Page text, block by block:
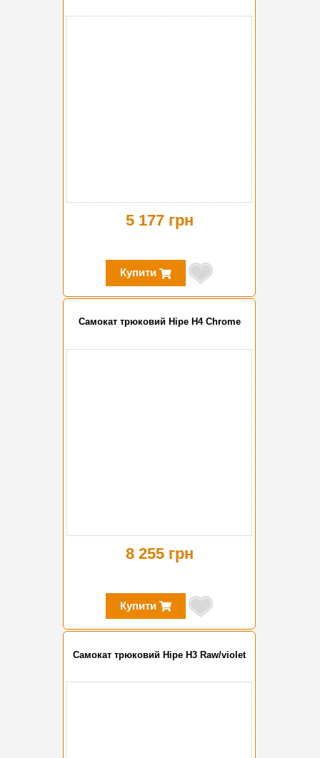
5 177 грн
Купити
Самокат трюковий Hipe H4 Chrome
8 255 грн
Купити
Самокат трюковий Hipe H3 Raw/violet